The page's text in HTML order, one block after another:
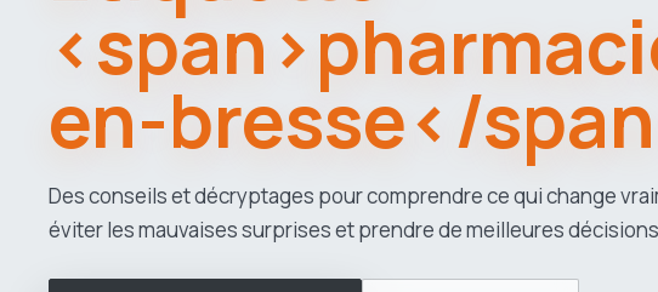
en-bresse</
Des conseils et décryptages pour comprendre ce qui change
éviter les mauvaises surprises et prendre de meilleures